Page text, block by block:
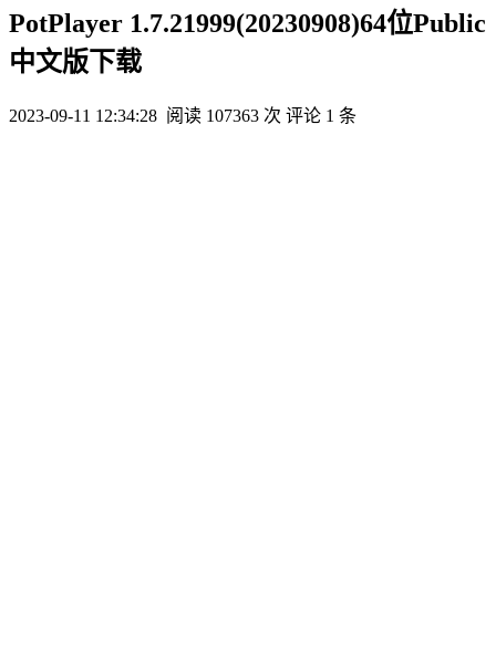
PotPlayer 1.7.21999(20230908)64位Public
中文版下载
2023-09-11 12:34:28 阅读 107363 次 评论 1 条